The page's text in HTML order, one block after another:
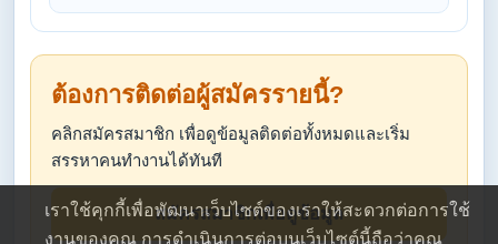
ต้องการติดต่อผู้สมัครรายนี้?
คลิกสมัครสมาชิก เพื่อดูข้อมูลติดต่อทั้งหมดและเริ่ม
สรรหาคนทำงานได้ทันที
สมัครสมาชิกเพื่อดูข้อมูล
เราใช้คุกกี้เพื่อพัฒนาเว็บไซต์ของเราให้สะดวกต่อการใช้
งานของคุณ การดำเนินการต่อบนเว็บไซต์นี้ถือว่าคุณ